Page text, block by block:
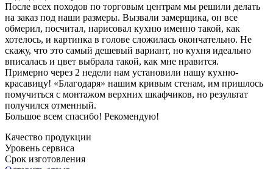
После всех походов по торговым центрам мы решили делать
на заказ под наши размеры. Вызвали замерщика, он все
обмерил, посчитал, нарисовал кухню именно такой, как
хотелось, и картинка в голове сложилась окончательно. Не
скажу, что это самый дешевый вариант, но кухня идеально
вписалась и цвет выбрала такой, как мне нравится.
Примерно через 2 недели нам установили нашу кухню-
красавицу! «Благодаря» нашим кривым стенам, им пришлось
помучиться с монтажом верхних шкафчиков, но результат
получился отменный.
Большое всем спасибо! Рекомендую!
Качество продукции
Уровень сервиса
Срок изготовления